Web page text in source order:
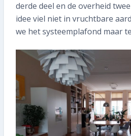
derde deel en de overheid
idee viel niet in vruchtbare
we het systeemplafond maar